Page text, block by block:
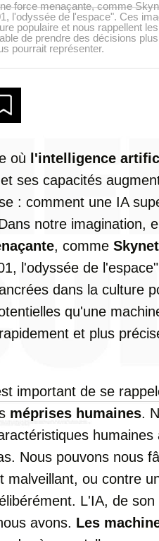
force menaçante, comme
l'odyssée de l'espace". Ces
populaire et nous rappellent
de prendre des décisions
pourrait représenter.
où l'intelligence
ses capacités
: comment une IA
notre imagination,
, comme Skynet
l'odyssée de
dans la culture
qu'une
et plus
important de se
méprises humaines.
Nous pouvons nous
malveillant, ou contre
L'IA, de
avons. Les